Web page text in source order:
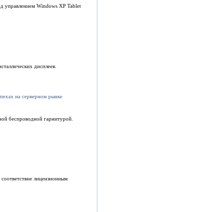
управлением Windows XP Tablet
дисплеев.
беспроводной гарнитурой.
лицензионным